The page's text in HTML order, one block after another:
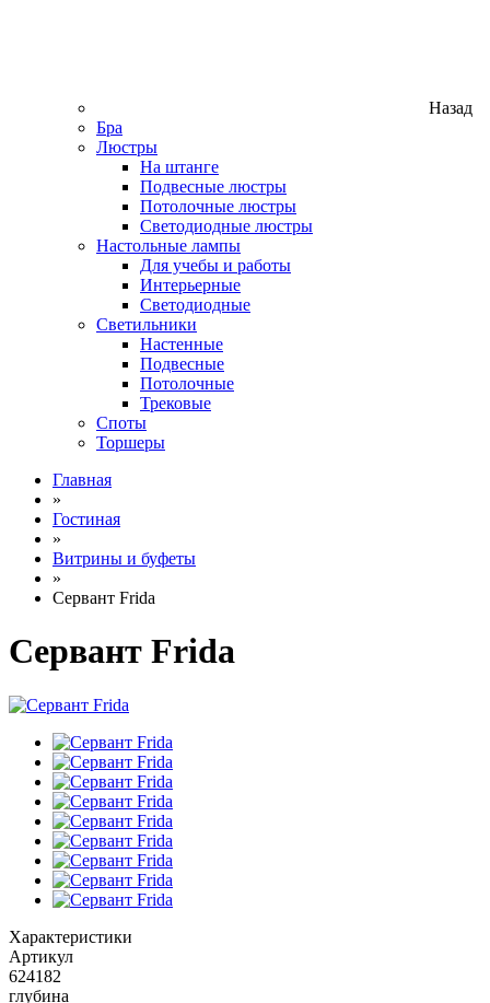
Назад
Бра
Люстры
На штанге
Подвесные люстры
Потолочные люстры
Светодиодные люстры
Настольные лампы
Для учебы и работы
Интерьерные
Светодиодные
Светильники
Настенные
Подвесные
Потолочные
Трековые
Споты
Торшеры
Главная
»
Гостиная
»
Витрины и буфеты
»
Сервант Frida
Сервант Frida
Характеристики
Артикул
624182
глубина